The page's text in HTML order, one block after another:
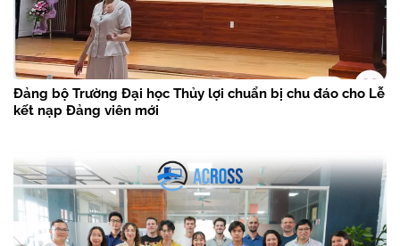
Đảng bộ Trường Đại học Thủy lợi chuẩn bị chu đáo cho Lễ
kết nạp Đảng viên mới